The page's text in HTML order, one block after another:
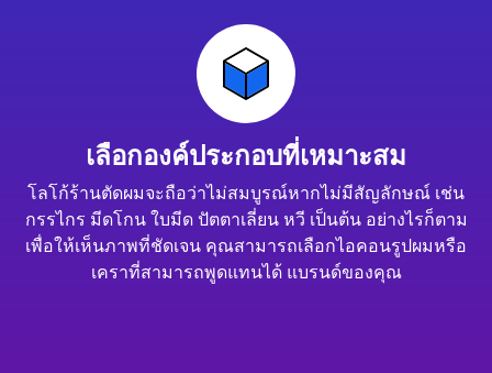
เลือกองค์ประกอบที่เหมาะสม
โลโก้ร้านตัดผมจะถือว่าไม่สมบูรณ์หากไม่มีสัญลักษณ์ เช่น
กรรไกร มีดโกน ใบมีด ปัตตาเลี่ยน หวี เป็นต้น อย่างไรก็ตาม
เพื่อให้เห็นภาพที่ชัดเจน คุณสามารถเลือกไอคอนรูปผมหรือ
เคราที่สามารถพูดแทนได้ แบรนด์ของคุณ